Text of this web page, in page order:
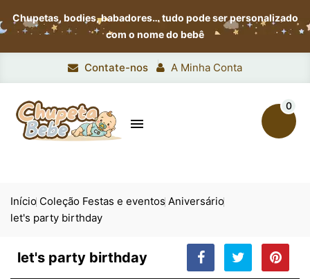
Chupetas, bodies, babadores…tudo pode ser personalizado
com o nome do bebê
Contate-nos A Minha Conta

0
Início Coleção Festas e eventos Aniversário
let's party birthday
let's party birthday